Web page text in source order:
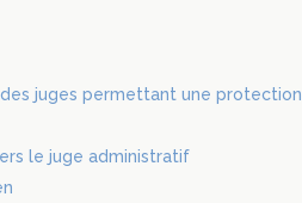
juges permettant une protection
le juge administratif